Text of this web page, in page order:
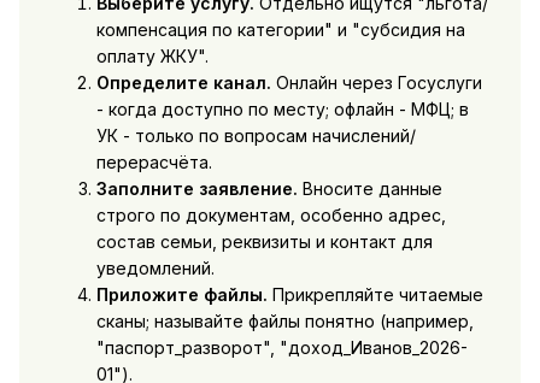
компенсация по категории" и "субсидия на
оплату ЖКУ".
Определите канал. Онлайн через Госуслуги
- когда доступно по месту; офлайн - МФЦ; в
УК - только по вопросам начислений/
перерасчёта.
Заполните заявление. Вносите данные
строго по документам, особенно адрес,
состав семьи, реквизиты и контакт для
уведомлений.
Приложите файлы. Прикрепляйте читаемые
сканы; называйте файлы понятно (например,
"паспорт_разворот", "доход_Иванов_2026-
01").